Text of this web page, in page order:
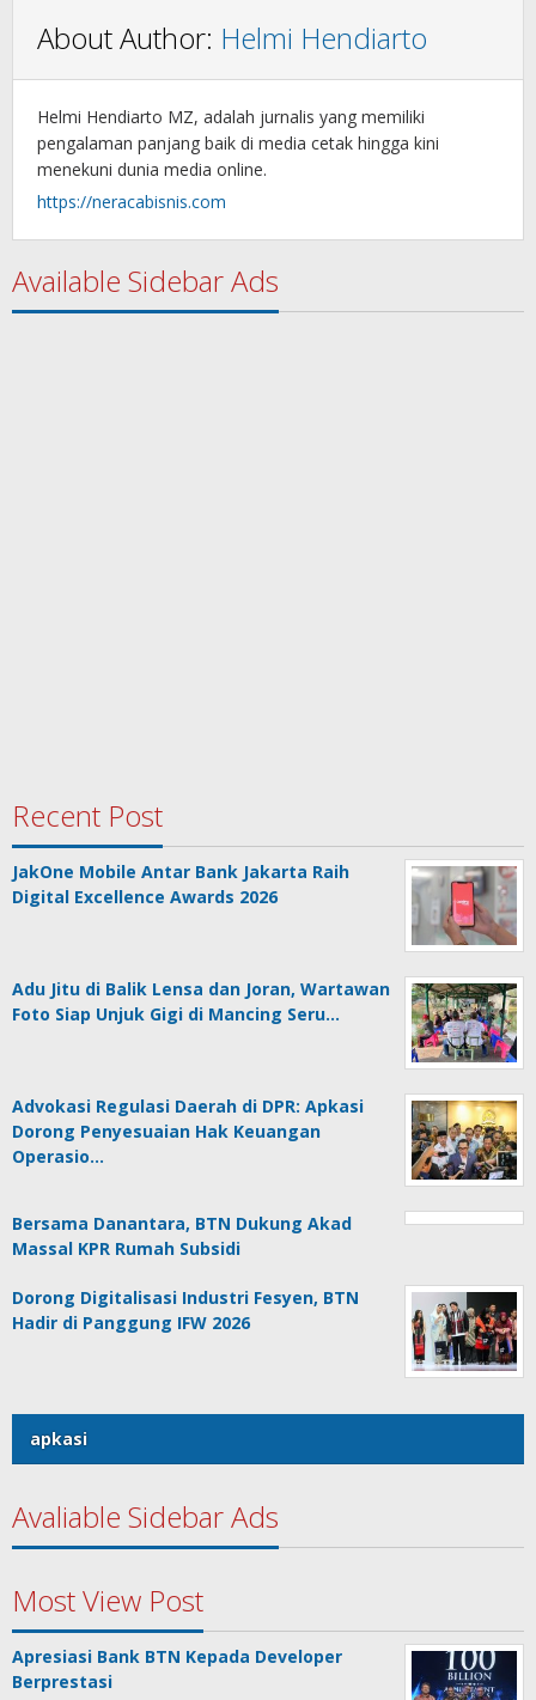
About Author: Helmi Hendiarto
Helmi Hendiarto MZ, adalah jurnalis yang memiliki
pengalaman panjang baik di media cetak hingga kini
menekuni dunia media online.
https://neracabisnis.com
Available Sidebar Ads
Recent Post
JakOne Mobile Antar Bank Jakarta Raih
Digital Excellence Awards 2026
Adu Jitu di Balik Lensa dan Joran, Wartawan
Foto Siap Unjuk Gigi di Mancing Seru…
Advokasi Regulasi Daerah di DPR: Apkasi
Dorong Penyesuaian Hak Keuangan
Operasio…
Bersama Danantara, BTN Dukung Akad
Massal KPR Rumah Subsidi
Dorong Digitalisasi Industri Fesyen, BTN
Hadir di Panggung IFW 2026
apkasi
Avaliable Sidebar Ads
Most View Post
Apresiasi Bank BTN Kepada Developer
Berprestasi